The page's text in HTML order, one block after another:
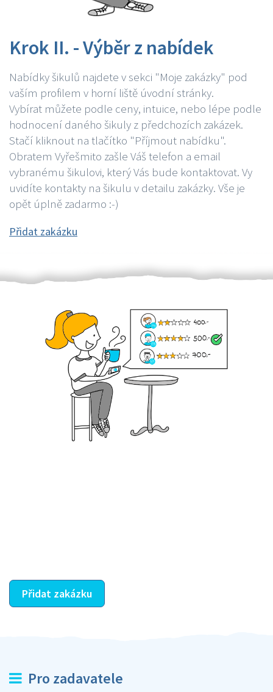
Krok II. - Výběr z nabídek
Nabídky šikulů najdete v sekci "Moje zakázky" pod
vaším profilem v horní liště úvodní stránky.
Vybírat můžete podle ceny, intuice, nebo lépe podle
hodnocení daného šikuly z předchozích zakázek.
Stačí kliknout na tlačítko "Příjmout nabídku".
Obratem Vyřešmito zašle Váš telefon a email
vybranému šikulovi, který Vás bude kontaktovat. Vy
uvidíte kontakty na šikulu v detailu zakázky. Vše je
opět úplně zadarmo :-)
Přidat zakázku
Přidat zakázku
Pro zadavatele